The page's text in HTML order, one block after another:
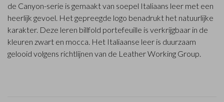
de Canyon-serie is gemaakt van soepel Italiaans leer met een
heerlijk gevoel. Het gepreegde logo benadrukt het natuurlijke
karakter. Deze leren billfold portefeuille is verkrijgbaar in de
kleuren zwart en mocca. Het Italiaanse leer is duurzaam
gelooid volgens richtlijnen van de Leather Working Group.